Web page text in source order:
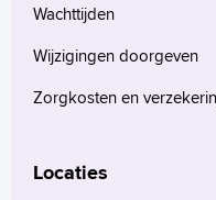
Français
Wachttijden
Wijzigingen doorgeven
Zorgkosten en
Locaties